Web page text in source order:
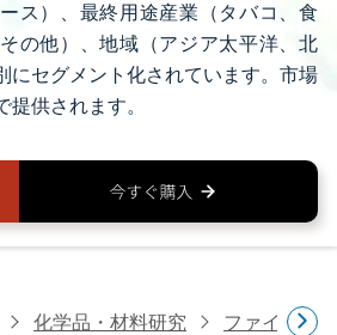
ス）、最終用途産業（タバコ、食
の他）、地域（アジア太平洋、北
にセグメント化されています。市場
供されます。
化学品・材料研究 ファインケ